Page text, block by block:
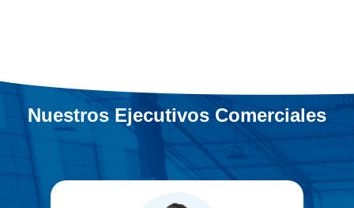
Nuestros Ejecutivos Comerciales